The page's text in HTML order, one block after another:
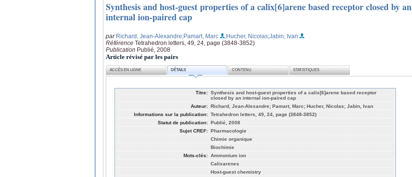
Synthesis and host-guest properties of a calix[6]arene based receptor closed by an
internal ion-paired cap
par Richard, Jean-Alexandre;Pamart, Marc ;Hucher, Nicolas;Jabin, Ivan
Référence Tetrahedron letters, 49, 24, page (3848-3852)
Publication Publié, 2008
Article révisé par les pairs
ACCÈS EN LIGNE DÉTAILS CONTENU STATISTIQUES
Titre: Synthesis and host-guest properties of a calix[6]arene based receptor
closed by an internal ion-paired cap
Auteur: Richard, Jean-Alexandre; Pamart, Marc; Hucher, Nicolas; Jabin, Ivan
Informations sur la publication: Tetrahedron letters, 49, 24, page (3848-3852)
Statut de publication: Publié, 2008
Sujet CREF: Pharmacologie
Chimie organique
Biochimie
Mots-clés: Ammonium ion
Calixarenes
Host-guest chemistry